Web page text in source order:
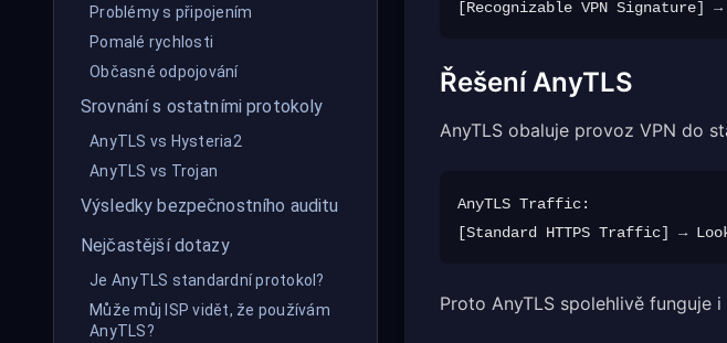
Problémy s připojením
Pomalé rychlosti
Občasné odpojování
Srovnání s ostatními protokoly
AnyTLS vs Hysteria2
AnyTLS vs Trojan
Výsledky bezpečnostního auditu
Nejčastější dotazy
Je AnyTLS standardní protokol?
Může můj ISP vidět, že používám
AnyTLS?
Řešení AnyTLS
AnyTLS obaluje provoz VPN do
AnyTLS Traffic:
Proto AnyTLS spolehlivě funguje